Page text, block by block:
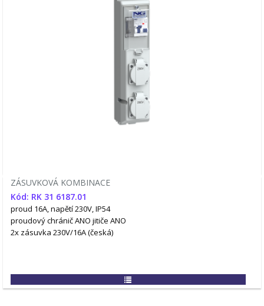
ZÁSUVKOVÁ KOMBINACE
Kód: RK 31 6187.01
proud 16A, napětí 230V, IP54
proudový chránič ANO jitiče ANO
2x zásuvka 230V/16A (česká)